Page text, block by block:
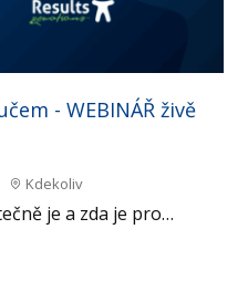
- WEBINÁŘ živě
Kdekoliv
je a zda je pro…